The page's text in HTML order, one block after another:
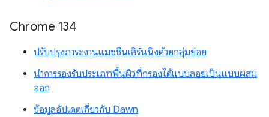
Chrome 134
ปรับปรุงภาระงานแมชชีนเลิร์นนิงด้วยกลุ่มย่อย
นำการรองรับประเภทพื้นผิวที่กรองได้แบบลอยเป็นแบบผสม
ออก
ข้อมูลอัปเดตเกี่ยวกับ Dawn